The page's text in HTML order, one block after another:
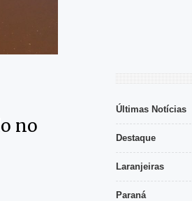
no
Últimas Notícias
Destaque
Laranjeiras
Paraná